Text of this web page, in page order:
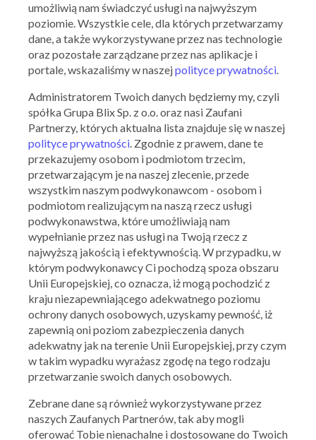
umożliwią nam świadczyć usługi na najwyższym
poziomie. Wszystkie cele, dla których przetwarzamy
dane, a także wykorzystywane przez nas technologie
oraz pozostałe zarządzane przez nas aplikacje i
portale, wskazaliśmy w naszejpolityce prywatności.
Administratorem Twoich danych będziemy my, czyli
spółka Grupa Blix Sp. z o.o. oraz nasi Zaufani
Partnerzy, których aktualna lista znajduje się w naszej
polityce prywatności. Zgodnie z prawem, dane te
przekazujemy osobom i podmiotom trzecim,
przetwarzającym je na naszej zlecenie, przede
wszystkim naszym podwykonawcom - osobom i
podmiotom realizującym na naszą rzecz usługi
podwykonawstwa, które umożliwiają nam
wypełnianie przez nas usługi na Twoją rzecz z
najwyższą jakością i efektywnością. W przypadku, w
którym podwykonawcy Ci pochodzą spoza obszaru
Unii Europejskiej, co oznacza, iż mogą pochodzić z
kraju niezapewniającego adekwatnego poziomu
ochrony danych osobowych, uzyskamy pewność, iż
zapewnią oni poziom zabezpieczenia danych
adekwatny jak na terenie Unii Europejskiej, przy czym
w takim wypadku wyrażasz zgodę na tego rodzaju
przetwarzanie swoich danych osobowych.
Zebrane dane są również wykorzystywane przez
naszych Zaufanych Partnerów, tak aby mogli
oferować Tobie nienachalne i dostosowane do Twoich